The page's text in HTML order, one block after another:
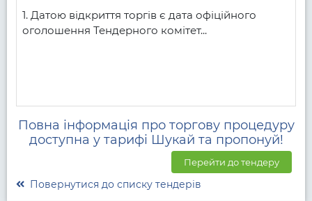
1. Датою відкриття торгів є дата офіційного
оголошення Тендерного комітет...
Повна інформація про торгову процедуру
доступна у тарифі Шукай та пропонуй!
Перейти до тендеру
Повернутися до списку тендерів